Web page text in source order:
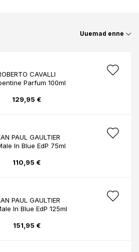
Uuemad enne
CAVALLI
Parfum 100ml
129,95 €
PAUL GAULTIER
In Blue EdP 75ml
110,95 €
PAUL GAULTIER
In Blue EdP 125ml
151,95 €